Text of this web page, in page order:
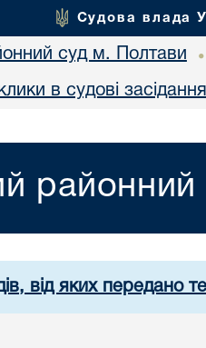
Судова влада
суд м. Полтави •
в судові засідання
від яких передано